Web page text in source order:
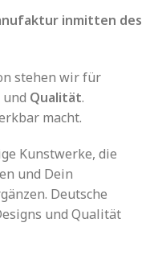
inmitten des
stehen wir für
und Qualität.
macht.
Kunstwerke, die
und Dein
Deutsche
und Qualität